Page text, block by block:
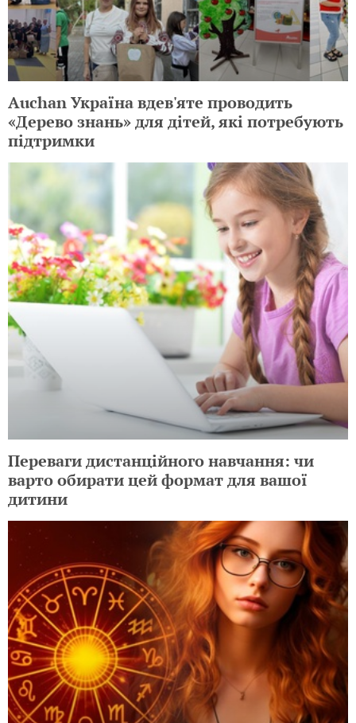
Auchan Україна вдев'яте проводить
«Дерево знань» для дітей, які потребують
підтримки
Переваги дистанційного навчання: чи
варто обирати цей формат для вашої
дитини